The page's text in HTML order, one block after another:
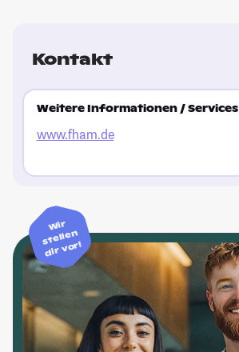
Kontakt
Weitere Informationen / Services
www.fham.de
Wir
stellen
dir vor!